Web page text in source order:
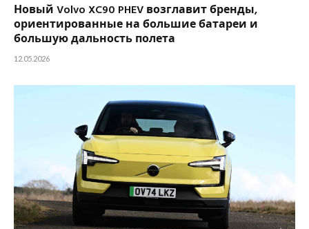
Новый Volvo XC90 PHEV возглавит бренды,
ориентированные на большие батареи и
большую дальность полета
12.05.2026